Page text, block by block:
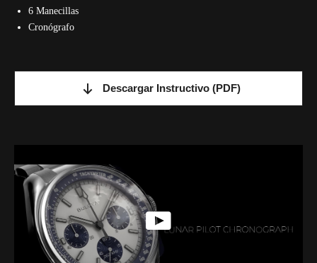
6 Manecillas
Cronógrafo
Descargar Instructivo (PDF)